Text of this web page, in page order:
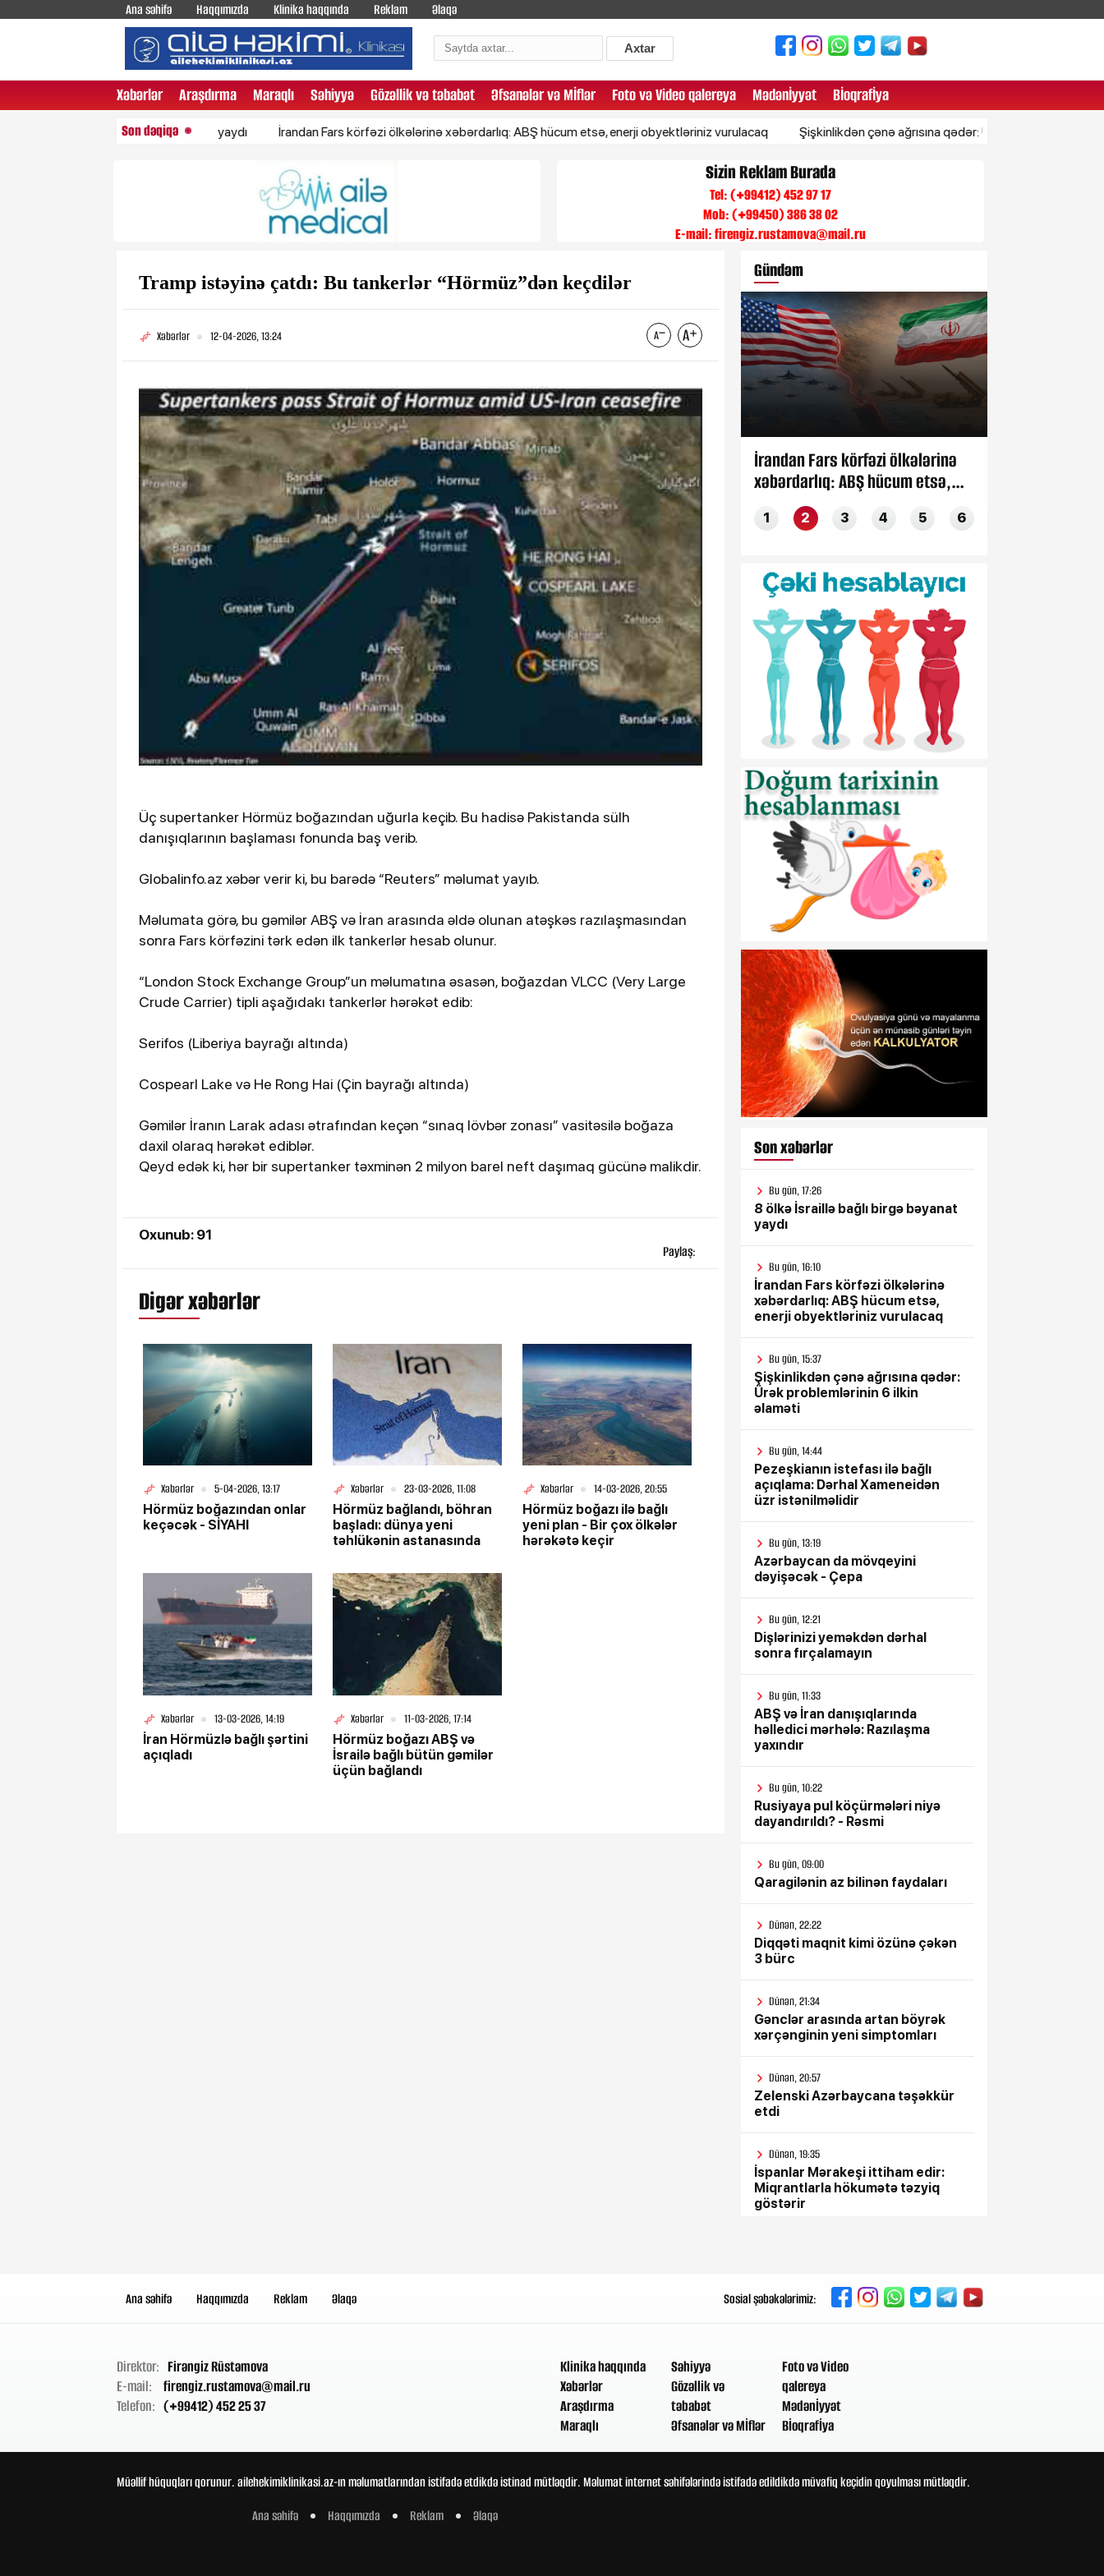
Ana səhifə Haqqımızda Klinika haqqında Reklam Əlaqə
Axtar
Xəbərlər Araşdırma Maraqlı Səhiyyə Gözəllik və təbabət Əfsanələr və Mİflər Foto və Video qalereya Mədənİyyət Bİoqrafİya
Son dəqiqə
İsraillə bağlı birgə bəyanat yaydı İrandan Fars körfəzi ölkələrinə xəbərdarlıq: ABŞ hücum etsə, enerji obyektləriniz vurulacaq Şişkinlikdən çənə ağrısına qədər: Ürək problemlərinin 6 ilkin
Sizin Reklam Burada
Tel: (+99412) 452 97 17
Mob: (+99450) 386 38 02
E-mail:firengiz.rustamova@mail.ru
Tramp istəyinə çatdı: Bu tankerlər “Hörmüz”dən keçdilər
Xəbərlər 12-04-2026, 13:24
Üç supertanker Hörmüz boğazından uğurla keçib. Bu hadisə Pakistanda sülh
danışıqlarının başlaması fonunda baş verib.
Globalinfo.az xəbər verir ki, bu barədə “Reuters” məlumat yayıb.
Məlumata görə, bu gəmilər ABŞ və İran arasında əldə olunan atəşkəs razılaşmasından
sonra Fars körfəzini tərk edən ilk tankerlər hesab olunur.
“London Stock Exchange Group”un məlumatına əsasən, boğazdan VLCC (Very Large
Crude Carrier) tipli aşağıdakı tankerlər hərəkət edib:
Serifos (Liberiya bayrağı altında)
Cospearl Lake və He Rong Hai (Çin bayrağı altında)
Gəmilər İranın Larak adası ətrafından keçən “sınaq lövbər zonası” vasitəsilə boğaza
daxil olaraq hərəkət ediblər.
Qeyd edək ki, hər bir supertanker təxminən 2 milyon barel neft daşımaq gücünə malikdir.
Oxunub: 91
Paylaş:
Digər xəbərlər
Xəbərlər
5-04-2026, 13:17
Hörmüz boğazından onlar
keçəcək - SİYAHI
Xəbərlər
23-03-2026, 11:08
Hörmüz bağlandı, böhran
başladı: dünya yeni
təhlükənin astanasında
Xəbərlər
14-03-2026, 20:55
Hörmüz boğazı ilə bağlı
yeni plan - Bir çox ölkələr
hərəkətə keçir
Xəbərlər
13-03-2026, 14:19
İran Hörmüzlə bağlı şərtini
açıqladı
Xəbərlər
11-03-2026, 17:14
Hörmüz boğazı ABŞ və
İsrailə bağlı bütün gəmilər
üçün bağlandı
Gündəm
Dişlərinizi yeməkdən dərhal
sonra fırçalamayın
8 ölkə İsraillə bağlı birgə
bəyanat yaydı
İrandan Fars körfəzi ölkələrinə
xəbərdarlıq: ABŞ hücum etsə,
enerji obyektləriniz vurulacaq
1 2 3 4 5 6
Son xəbərlər
Bu gün, 17:26
8 ölkə İsraillə bağlı birgə bəyanat
yaydı
Bu gün, 16:10
İrandan Fars körfəzi ölkələrinə
xəbərdarlıq: ABŞ hücum etsə,
enerji obyektləriniz vurulacaq
Bu gün, 15:37
Şişkinlikdən çənə ağrısına qədər:
Ürək problemlərinin 6 ilkin
əlaməti
Bu gün, 14:44
Pezeşkianın istefası ilə bağlı
açıqlama: Dərhal Xameneidən
üzr istənilməlidir
Bu gün, 13:19
Azərbaycan da mövqeyini
dəyişəcək - Çepa
Bu gün, 12:21
Dişlərinizi yeməkdən dərhal
sonra fırçalamayın
Bu gün, 11:33
ABŞ və İran danışıqlarında
həlledici mərhələ: Razılaşma
yaxındır
Bu gün, 10:22
Rusiyaya pul köçürmələri niyə
dayandırıldı? - Rəsmi
Bu gün, 09:00
Qaragilənin az bilinən faydaları
Dünən, 22:22
Diqqəti maqnit kimi özünə çəkən
3 bürc
Dünən, 21:34
Gənclər arasında artan böyrək
xərçənginin yeni simptomları
Dünən, 20:57
Zelenski Azərbaycana təşəkkür
etdi
Dünən, 19:35
İspanlar Mərakeşi ittiham edir:
Miqrantlarla hökumətə təzyiq
göstərir
Dünən, 16:03
Bakıdan tarixi müdaxilə:
Netanyahu son anda dayandı –
Prosesin gizlinləri
Dünən, 15:44
Ana səhifə Haqqımızda Reklam Əlaqə Sosial şəbəkələrimiz:
Direktor: Firəngiz Rüstəmova
E-mail:
firengiz.rustamova@mail.ru
Telefon: (+99412) 452 25 37
Klinika haqqında
Xəbərlər
Araşdırma
Maraqlı
Səhiyyə
Gözəllik və
təbabət
Əfsanələr və Mİflər
Foto və Video
qalereya
Mədənİyyət
Bİoqrafİya
Müəllif hüquqları qorunur. ailehekimiklinikasi.az-ın məlumatlarından istifadə etdikdə istinad mütləqdir. Məlumat internet səhifələrində istifadə edildikdə müvafiq keçidin qoyulması mütləqdir.
Ana səhifə
Haqqımızda Reklam Əlaqə